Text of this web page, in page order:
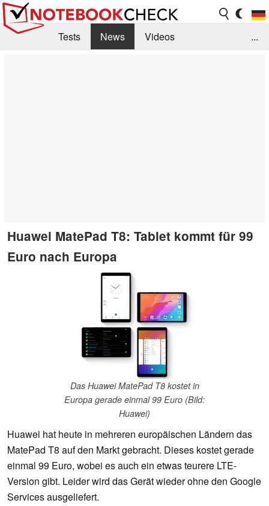
Tests News
Videos
...
Huawei MatePad T8: Tablet kommt für 99
Euro nach Europa
Das Huawei MatePad T8 kostet in
Europa gerade einmal 99 Euro (Bild:
Huawei)
Huawei hat heute in mehreren europäischen Ländern das
MatePad T8 auf den Markt gebracht. Dieses kostet gerade
einmal 99 Euro, wobei es auch ein etwas teurere LTE-
Version gibt. Leider wird das Gerät wieder ohne den Google
Services ausgeliefert.